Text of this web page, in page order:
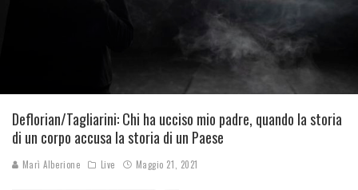
Deflorian/Tagliarini: Chi ha ucciso mio padre, quando la storia
di un corpo accusa la storia di un Paese
Marì Alberione Live Maggio 21, 2021